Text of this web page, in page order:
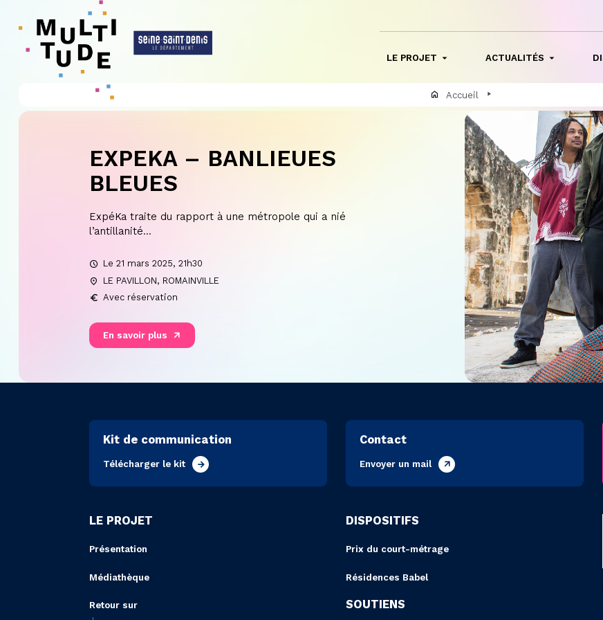
LE PROJET ACTUALITÉS
Accueil
EXPEKA – BANLIEUES
BLEUES
ExpéKa traite du rapport à une métropole qui a nié
l’antillanité...
Le 21 mars 2025, 21h30
LE PAVILLON, ROMAINVILLE
Avec réservation
En savoir plus
Kit de communication
Télécharger le kit
Contact
Envoyer un mail
LE PROJET
Présentation
Médiathèque
Retour sur
DISPOSITIFS
Prix du court-métrage
Résidences Babel
SOUTIENS
Panneau de gestion des cookies